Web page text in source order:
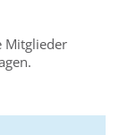
Mitglieder